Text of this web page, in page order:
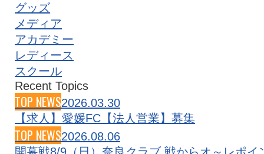
ファンクラブ
トップチーム
スポンサー
グッズ
メディア
アカデミー
レディース
スクール
Recent Topics
TOP NEWS2026.03.30
【求人】愛媛FC【法人営業】募集
TOP NEWS2026.08.06